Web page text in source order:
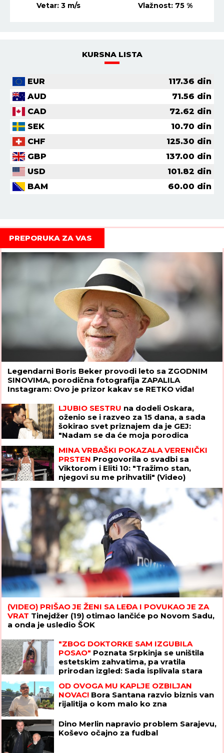
Vetar:3 m/s Vlažnost: 75 %
KURSNA LISTA
EUR 117.36 din
AUD
71.56 din
CAD
72.62 din
SEK
10.70 din
CHF
125.30 din
GBP
137.00 din
USD
101.82 din
BAM
60.00 din
PREPORUKA ZA VAS
Legendarni Boris Beker provodi leto sa ZGODNIM
SINOVIMA, porodična fotografija ZAPALILA
Instagram: Ovo je prizor kakav se RETKO viđa!
LJUBIO SESTRU na dodeli Oskara,
oženio se i razveo za 15 dana, a sada
šokirao svet priznajem da je GEJ:
"Nadam se da će moja porodica
odabrati razumevanje umesto osude"
MINA VRBAŠKI POKAZALA VERENIČKI
PRSTEN Progovorila o svadbi sa
Viktorom i Eliti 10: "Tražimo stan,
njegovi su me prihvatili" (Video)
(VIDEO) PRIŠAO JE ŽENI SA LEĐA I POVUKAO JE ZA
VRAT Tinejdžer (19) otimao lančiće po Novom Sadu,
a onda je usledio ŠOK
"ZBOG DOKTORKE SAM IZGUBILA
POSAO" Poznata Srpkinja se uništila
estetskim zahvatima, pa vratila
prirodan izgled: Sada isplivala stara
OD OVOGA MU KAPLJE OZBILJAN
NOVAC! Bora Santana razvio biznis van
rijalitija o kom malo ko zna
Dino Merlin napravio problem Sarajevu,
Koševo očajno za fudbal